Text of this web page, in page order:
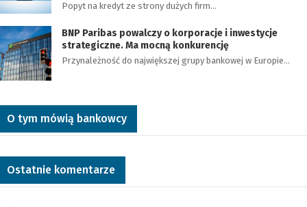
Popyt na kredyt ze strony dużych firm…
BNP Paribas powalczy o korporacje i inwestycje
strategiczne. Ma mocną konkurencję
Przynależność do największej grupy bankowej w Europie…
O tym mówią bankowcy
Ostatnie komentarze